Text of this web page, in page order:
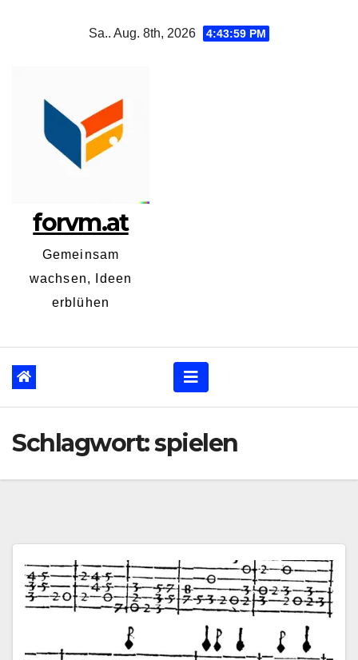
Sa.. Aug. 8th, 2026 4:44:00 PM
forvm.at
Gemeinsam
wachsen, Ideen
erblühen
Schlagwort:spielen